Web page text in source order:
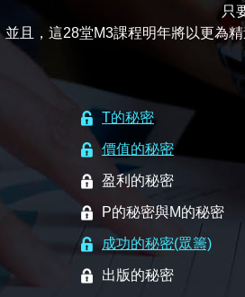
只
並且，這28堂M3課程明年將以更為
T的秘密
價值的秘密
盈利的秘密
P的秘密與M的秘密
成功的秘密(眾籌)
出版的秘密